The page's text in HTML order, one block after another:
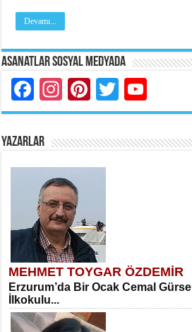
Devamı...
Asanatlar Sosyal Medyada
Facebook
Instagram
Pinterest
Twitter
YAZARLAR
MEHMET TOYGAR ÖZDEMİR
Erzurum’da Bir Ocak Cemal Gürsel
İlkokulu...